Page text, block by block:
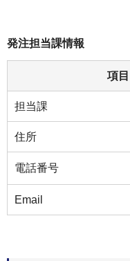
発注担当課情報
項目
担当課
住所
電話番号
Email